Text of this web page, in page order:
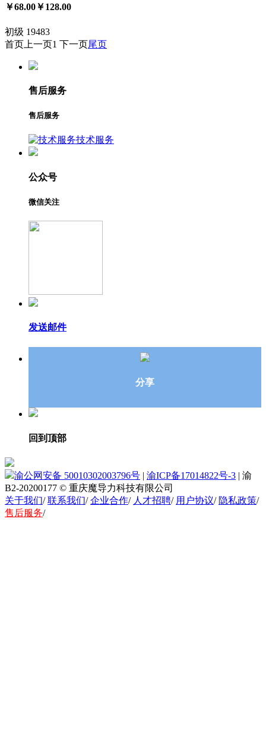
￥68.00￥128.00
初级 19483
首页 上一页1 下一页尾页
售后服务
售后服务
技术服务
公众号
微信关注
发送邮件
分享
回到顶部
渝公网安备 50010302003796号 | 渝ICP备17014822号-3 | 渝
B2-20200177 © 重庆魔导力科技有限公司
关于我们/联系我们/企业合作/ 人才招聘/ 用户协议/ 隐私政策/
售后服务/